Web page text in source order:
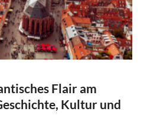
Flair am
Kultur und